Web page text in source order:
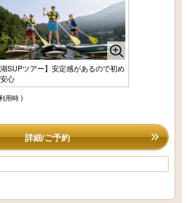
湖SUPツアー】安定感があるので初め
心
用時 )
詳細/ご予約